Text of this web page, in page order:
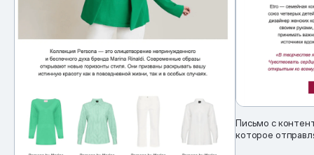
Письмо с
которое